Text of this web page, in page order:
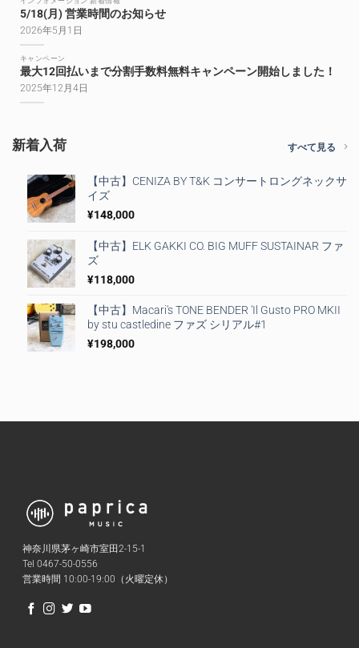
5/18(月) 営業時間のお知らせ
2026年5月1日
キャンペーン
最大12回払いまで分割手数料無料キャンペーン開始しました！
2025年12月4日
新着入荷 すべて見る
【中古】CENIZA BY T&K コンサートロングネックサ
イズ
¥148,000
【中古】ELK GAKKI CO. BIG MUFF SUSTAINAR ファ
ズ
¥118,000
【中古】Macari's TONE BENDER 'Il Gusto PRO MKII
by stu castledine ファズ シリアル#1
¥198,000
神奈川県茅ヶ崎市室田2-15-1
Tel 0467-50-0556
営業時間 10:00-19:00（火曜定休）